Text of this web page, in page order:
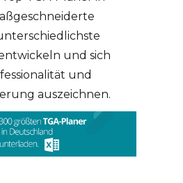
und sich
und
auszeichnen.